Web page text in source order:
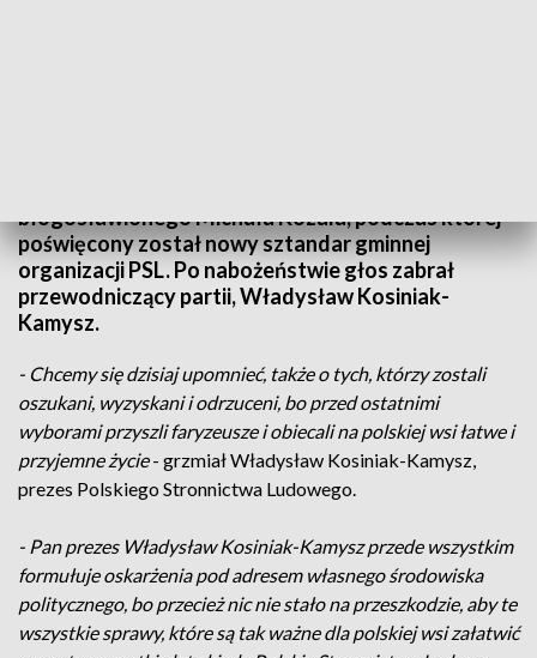
błogosławionego Michała Kozala, podczas której
poświęcony został nowy sztandar gminnej
organizacji PSL. Po nabożeństwie głos zabrał
przewodniczący partii, Władysław Kosiniak-
Kamysz.
- Chcemy się dzisiaj upomnieć, także o tych, którzy zostali
oszukani, wyzyskani i odrzuceni, bo przed ostatnimi
wyborami przyszli faryzeusze i obiecali na polskiej wsi łatwe i
przyjemne życie- grzmiał Władysław Kosiniak-Kamysz,
prezes Polskiego Stronnictwa Ludowego.
- Pan prezes Władysław Kosiniak-Kamysz przede wszystkim
formułuje oskarżenia pod adresem własnego środowiska
politycznego, bo przecież nic nie stało na przeszkodzie, aby te
wszystkie sprawy, które są tak ważne dla polskiej wsi załatwić